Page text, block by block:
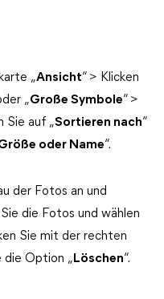
„Ansicht“ > Klicken
„Große Symbole“ >
Sie auf „Sortieren nach“
oder Name“.
der Fotos an und
die Fotos und wählen
Sie mit der rechten
die Option „ Löschen“.